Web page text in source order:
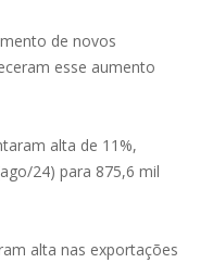
de novos
esse aumento
alta de 11%,
24) para 875,6 mil
alta nas exportações